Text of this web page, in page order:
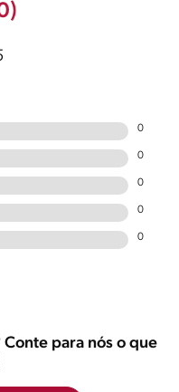
0
0
0
0
0
para nós o que